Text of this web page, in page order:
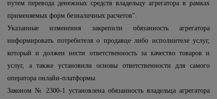
путем перевода денежных средств владельцу агрегатора в рамках
применяемых форм безналичных расчетов".
Указанные изменения закрепили обязанность агрегатора
информировать потребителя о продавце либо исполнителе услуг,
который и должен нести ответственность за качество товаров и
услуг, а также установили основы ответственности для самого
оператора онлайн-платформы.
Законом № 2300-1 установлена обязанность владельца агрегатора